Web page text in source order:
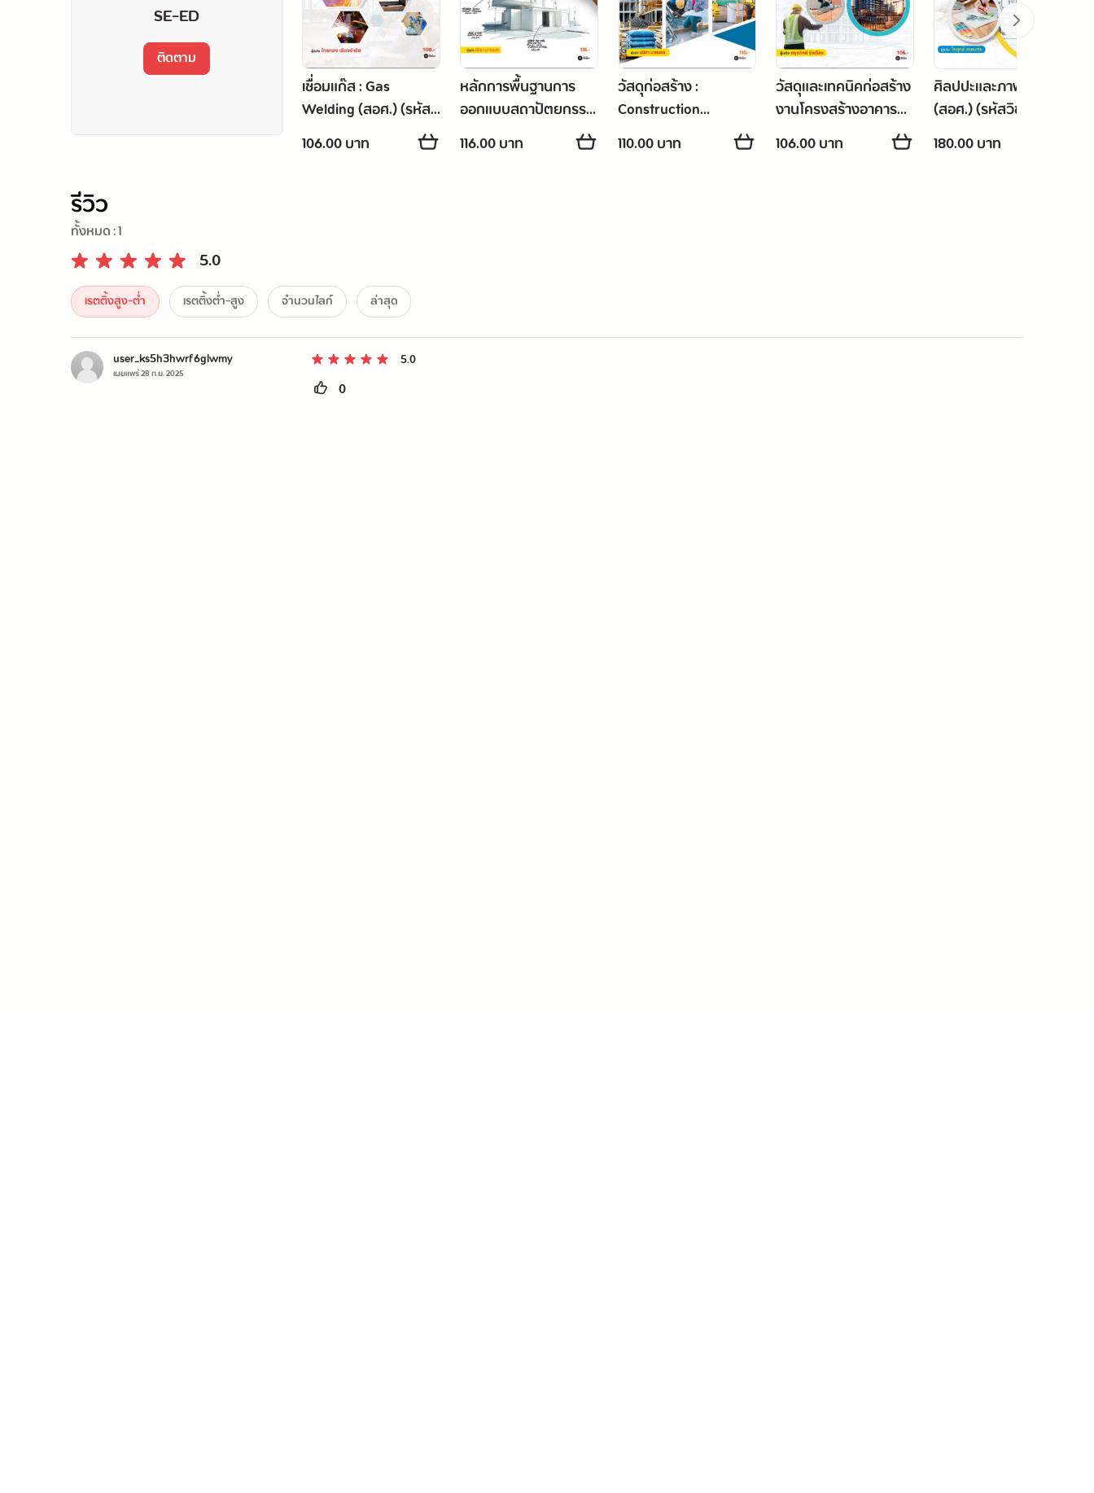
- อดีตอาจารย์ Harvard Medical School, USA
- YouTuber การแพทย์ชื่อกังที่มีผู้ติดตามกว่า 640,000 คน
SE-ED
ติดตาม
เชื่อมแก๊ส : Gas
Welding (สอศ.) (รหัส
วิชา 20103-2026)
106.00 บาท
หลักการพื้นฐานการ
ออกแบบสถาปัตยกรรม
: Basic Principles of
Architectural Design
116.00 บาท
วัสดุก่อสร้าง :
Construction
Materials (สอศ.) (รหัส
วิชา 20121-2023)
110.00 บาท
วัสดุและเทคนิคก่อสร้าง
งานโครงสร้างอาคาร
(สอศ.) (รหัสวิชา
20106-2006)
106.00 บาท
ศิลปปะและภาพร่าง
(สอศ.) (รหัสวิชา
20100-1012)
180.00 บาท
รีวิว
ทั้งหมด :1
5.0
เรตติ้งสูง-ต่ำ เรตติ้งต่ำ-สูง จำนวนไลก์ ล่าสุด
user_ks5h3hwrf6glwmy
เผยแพร่28 ก.ย. 2025
5.0
0